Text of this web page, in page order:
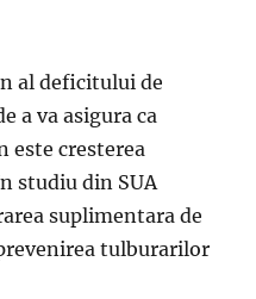
al deficitului de
a va asigura ca
este cresterea
studiu din SUA
suplimentara de
tulburarilor